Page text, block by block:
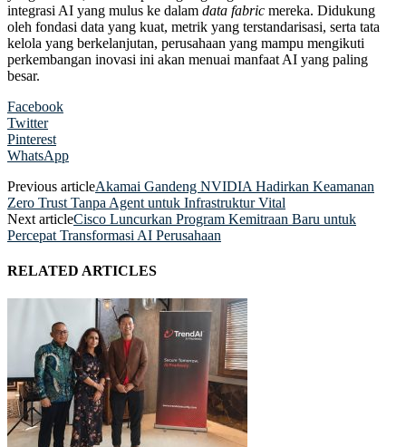
integrasi AI yang mulus ke dalam data fabric mereka. Didukung
oleh fondasi data yang kuat, metrik yang terstandarisasi, serta tata
kelola yang berkelanjutan, perusahaan yang mampu mengikuti
perkembangan inovasi ini akan menuai manfaat AI yang paling
besar.
Facebook
Twitter
Pinterest
WhatsApp
Previous articleAkamai Gandeng NVIDIA Hadirkan Keamanan
Zero Trust Tanpa Agent untuk Infrastruktur Vital
Next articleCisco Luncurkan Program Kemitraan Baru untuk
Percepat Transformasi AI Perusahaan
RELATED ARTICLES